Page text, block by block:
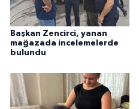
Başkan Zencirci, yanan
mağazada incelemelerde
bulundu